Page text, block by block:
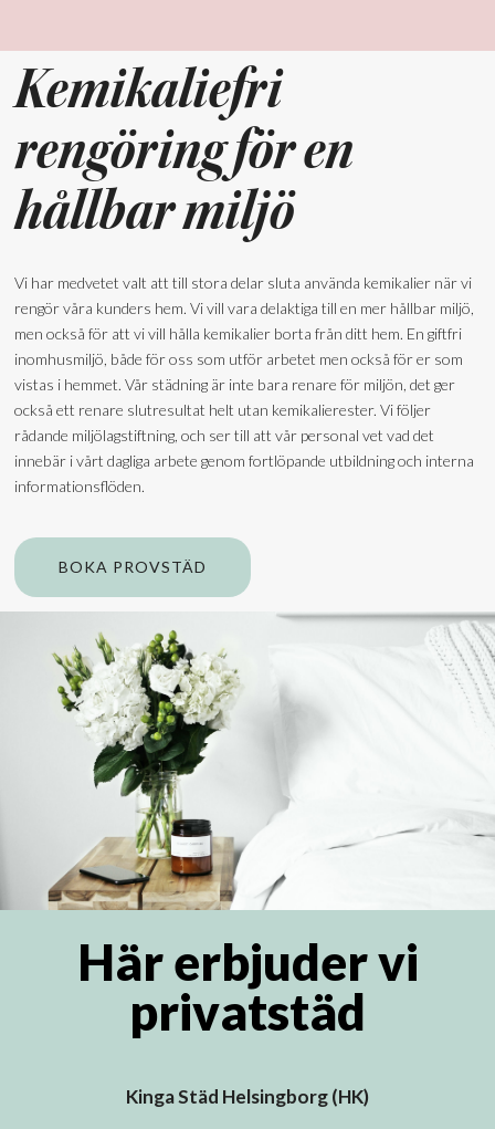
Kemikaliefri
rengöring för en
hållbar miljö
Vi har medvetet valt att till stora delar sluta använda kemikalier när vi
rengör våra kunders hem. Vi vill vara delaktiga till en mer hållbar miljö,
men också för att vi vill hålla kemikalier borta från ditt hem. En giftfri
inomhusmiljö, både för oss som utför arbetet men också för er som
vistas i hemmet. Vår städning är inte bara renare för miljön, det ger
också ett renare slutresultat helt utan kemikalierester. Vi följer
rådande miljölagstiftning, och ser till att vår personal vet vad det
innebär i vårt dagliga arbete genom fortlöpande utbildning och interna
informationsflöden.
BOKA PROVSTÄD
Här erbjuder vi
privatstäd
Kinga Städ Helsingborg (HK)